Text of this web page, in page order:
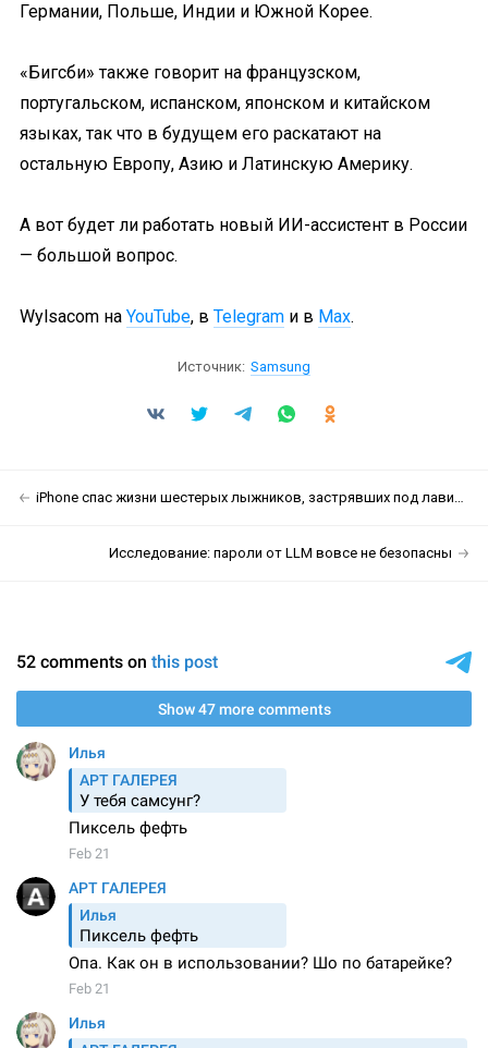
Германии, Польше, Индии и Южной Корее.
«Бигсби» также говорит на французском,
португальском, испанском, японском и китайском
языках, так что в будущем его раскатают на
остальную Европу, Азию и Латинскую Америку.
А вот будет ли работать новый ИИ-ассистент в России
— большой вопрос.
Wylsacom на YouTube, в Telegram и в Max.
Источник: Samsung
iPhone спас жизни шестерых лыжников, застрявших под лавиной неподалёку от озера Тахо
Исследование: пароли от LLM вовсе не безопасны